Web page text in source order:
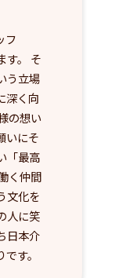
フ
す。 そ
う立場
深く向
の想い
いにそ
「最高
く仲間
文化を
人に笑
日本介
す。